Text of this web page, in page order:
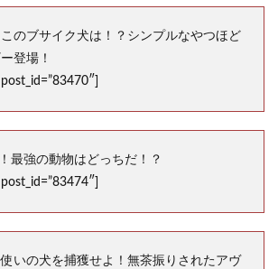
のブサイク犬は！？シンプルなやつほど
登場！
最強の動物はどっちだ！？
いの犬を捕獲せよ！無茶振りされたアヴ